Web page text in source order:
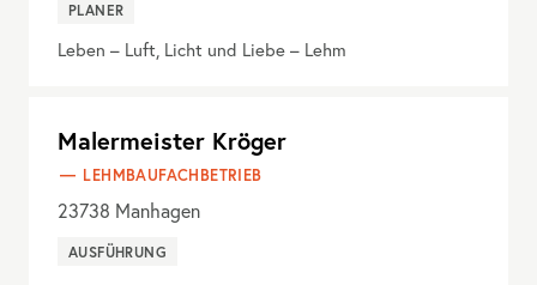
PLANER
Leben – Luft, Licht und Liebe – Lehm
Malermeister Kröger
LEHMBAUFACHBETRIEB
23738 Manhagen
AUSFÜHRUNG